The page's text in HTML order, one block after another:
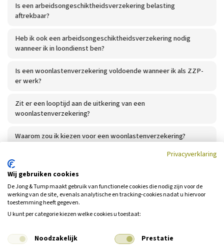
Is een arbeidsongeschiktheidsverzekering belasting
aftrekbaar?
Heb ik ook een arbeidsongeschiktheidsverzekering nodig
wanneer ik in loondienst ben?
Is een woonlastenverzekering voldoende wanneer ik als ZZP-
er werk?
Zit er een looptijd aan de uitkering van een
woonlastenverzekering?
Waarom zou ik kiezen voor een woonlastenverzekering?
Heeft u nog geen antwoord op uw
Neem dan contact met ons op.
Privacyverklaring
Wij gebruiken cookies
De Jong & Tump maakt gebruik van functionele cookies die nodig zijn voor de
werking van de site, evenals analytische en tracking‑cookies nadat u hiervoor
toestemming heeft gegeven.
U kunt per categorie kiezen welke cookies u toestaat:
Noodzakelijk
Prestatie